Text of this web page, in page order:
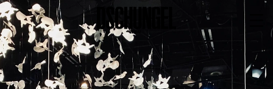
PROGRAMM
Spielplan